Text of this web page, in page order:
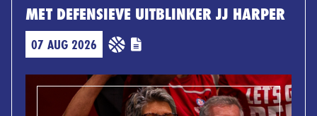
MET DEFENSIEVE UITBLINKER JJ HARPER
07 AUG 2026